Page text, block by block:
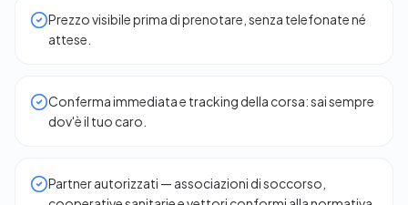
Prezzo visibile prima di prenotare, senza telefonate né
attese.
Conferma immediata e tracking della corsa: sai sempre
dov'è il tuo caro.
Partner autorizzati — associazioni di soccorso,